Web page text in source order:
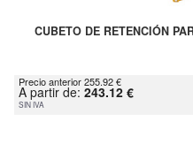
CUBETO DE RETENCIÓN
Precio anterior 255.92 €
A partir de: 243.12 €
SIN IVA